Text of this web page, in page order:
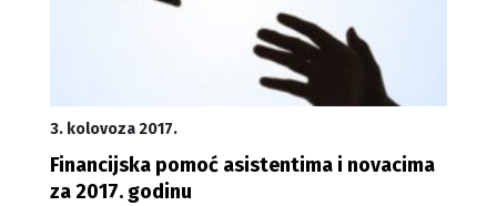
3. kolovoza 2017.
Financijska pomoć asistentima i novacima
za 2017. godinu